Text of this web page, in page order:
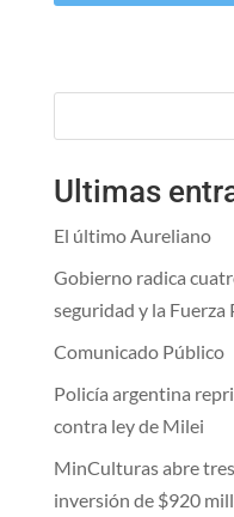
Ultimas
El último Aureliano
Gobierno radica
seguridad y la Fuerza
Comunicado Público
Policía argentina
contra ley de Milei
MinCulturas abre
inversión de $920